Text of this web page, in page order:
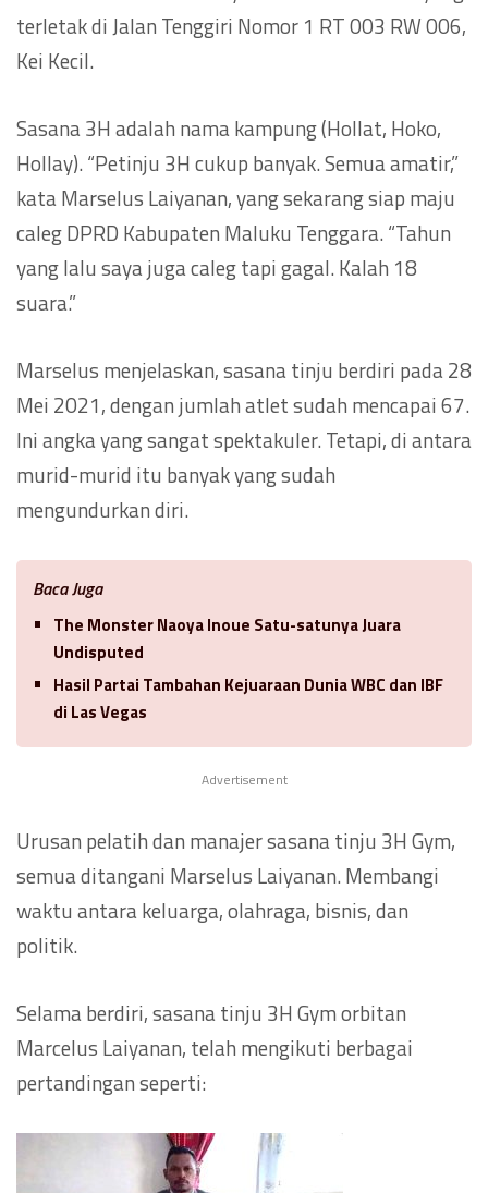
terletak di Jalan Tenggiri Nomor 1 RT 003 RW 006,
Kei Kecil.
Sasana 3H adalah nama kampung (Hollat, Hoko,
Hollay). “Petinju 3H cukup banyak. Semua amatir,”
kata Marselus Laiyanan, yang sekarang siap maju
caleg DPRD Kabupaten Maluku Tenggara. “Tahun
yang lalu saya juga caleg tapi gagal. Kalah 18
suara.”
Marselus menjelaskan, sasana tinju berdiri pada 28
Mei 2021, dengan jumlah atlet sudah mencapai 67.
Ini angka yang sangat spektakuler. Tetapi, di antara
murid-murid itu banyak yang sudah
mengundurkan diri.
Baca Juga
The Monster Naoya Inoue Satu-satunya Juara
Undisputed
Hasil Partai Tambahan Kejuaraan Dunia WBC dan IBF
di Las Vegas
Advertisement
Urusan pelatih dan manajer sasana tinju 3H Gym,
semua ditangani Marselus Laiyanan. Membangi
waktu antara keluarga, olahraga, bisnis, dan
politik.
Selama berdiri, sasana tinju 3H Gym orbitan
Marcelus Laiyanan, telah mengikuti berbagai
pertandingan seperti: